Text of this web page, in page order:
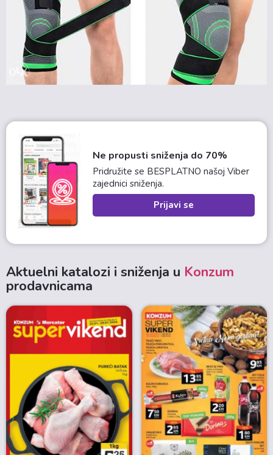
Ne propusti sniženja do 70%
Pridružite se BESPLATNO našoj Viber
zajednici sniženja.
Prijavi se
Aktuelni katalozi i sniženja u Konzum
prodavnicama